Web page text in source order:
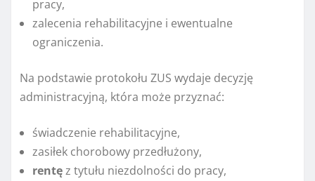
pracy,
zalecenia rehabilitacyjne i ewentualne
ograniczenia.
Na podstawie protokołu ZUS wydaje decyzję
administracyjną, która może przyznać:
świadczenie rehabilitacyjne,
zasiłek chorobowy przedłużony,
rentęz tytułu niezdolności do pracy,